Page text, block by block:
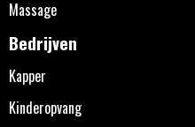
Massage
Bedrijven
Kapper
Kinderopvang